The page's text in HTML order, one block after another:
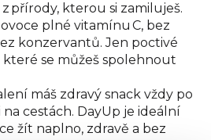
přírody, kterou si zamiluješ.
plné vitamínu C, bez
konzervantů. Jen poctivé
se můžeš spolehnout
máš zdravý snack vždy po
na cestách. DayUp je ideální
žít naplno, zdravě a bez